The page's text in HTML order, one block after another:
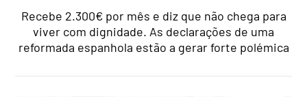
Recebe 2.300€ por mês e diz que não chega para
viver com dignidade. As declarações de uma
reformada espanhola estão a gerar forte polémica